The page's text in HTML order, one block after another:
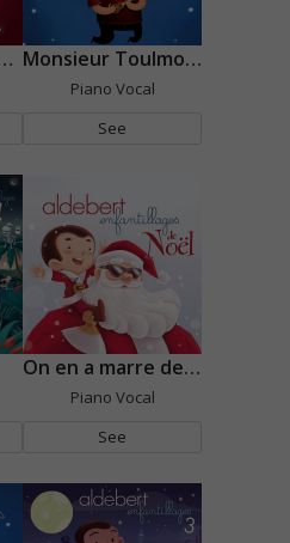
m'a dit Monsieur Toulmonde
Piano Vocal
See
On en a marre de Noël
Piano Vocal
See